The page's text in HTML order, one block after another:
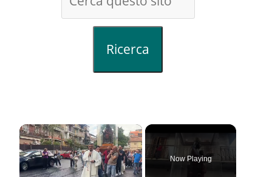
Ricerca
×
Now Playing